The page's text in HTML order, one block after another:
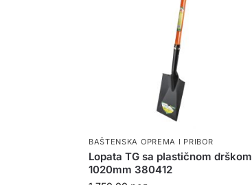
BAŠTENSKA OPREMA I PRIBOR
Lopata TG sa plastičnom drškom
1020mm 380412